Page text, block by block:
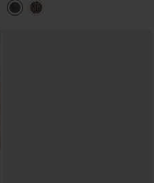
estampado de leopardo, fruncido que
realza los glúteos, control de abdomen,